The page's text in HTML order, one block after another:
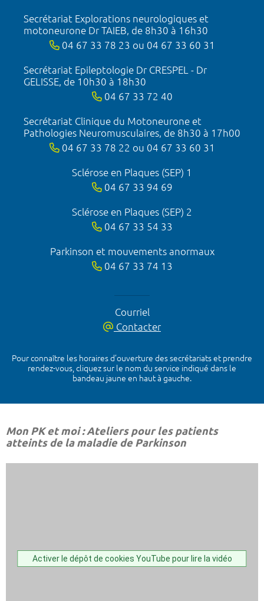
Secrétariat Explorations neurologiques et
motoneurone Dr TAIEB, de 8h30 à 16h30
04 67 33 78 23 ou 04 67 33 60 31
Secrétariat Epileptologie Dr CRESPEL - Dr
GELISSE, de 10h30 à 18h30
04 67 33 72 40
Secrétariat Clinique du Motoneurone et
Pathologies Neuromusculaires, de 8h30 à 17h00
04 67 33 78 22 ou 04 67 33 60 31
Sclérose en Plaques (SEP) 1
04 67 33 94 69
Sclérose en Plaques (SEP) 2
04 67 33 54 33
Parkinson et mouvements anormaux
04 67 33 74 13
Courriel
Contacter
Pour connaître les horaires d’ouverture des secrétariats et prendre
rendez-vous, cliquez sur le nom du service indiqué dans le
bandeau jaune en haut à gauche.
Mon PK et moi : Ateliers pour les patients
atteints de la maladie de Parkinson
Activer le dépôt de cookies YouTube pour lire la vidéo